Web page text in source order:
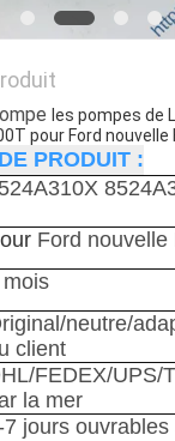
les pompes de
pour Ford nouvelle
PRODUIT :
Ford nouvelle
mois
neutre/
client
FEDEX/UPS/
la mer
7 jours